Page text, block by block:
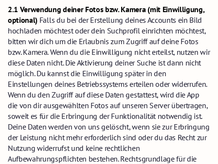
2.1 Verwendung deiner Fotos bzw. Kamera (mit Einwilligung,
optional) Falls du bei der Erstellung deines Accounts ein Bild
hochladen möchtest oder dein Suchprofil einrichten möchtest,
bitten wir dich um die Erlaubnis zum Zugriff auf deine Fotos
bzw. Kamera. Wenn du die Einwilligung nicht erteilst, nutzen wir
diese Daten nicht. Die Aktivierung deiner Suche ist dann nicht
möglich. Du kannst die Einwilligung später in den
Einstellungen deines Betriebssystems erteilen oder widerrufen.
Wenn du den Zugriff auf diese Daten gestattest, wird die App
die von dir ausgewählten Fotos auf unseren Server übertragen,
soweit es für die Erbringung der Funktionalität notwendig ist.
Deine Daten werden von uns gelöscht, wenn sie zur Erbringung
der Leistung nicht mehr erforderlich sind oder du das Recht zur
Nutzung widerrufst und keine rechtlichen
Aufbewahrungspflichten bestehen. Rechtsgrundlage für die